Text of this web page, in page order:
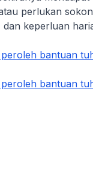
perlukan
keperluan
bantuan
bantuan